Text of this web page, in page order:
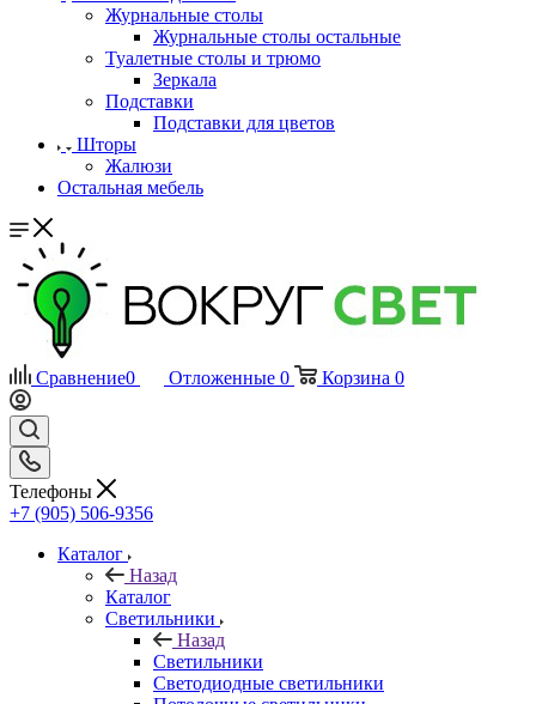
Журнальные столы
Журнальные столы остальные
Туалетные столы и трюмо
Зеркала
Подставки
Подставки для цветов
Шторы
Жалюзи
Остальная мебель
Сравнение0 Отложенные 0 Корзина 0
Телефоны
+7 (905) 506-9356
Каталог
Назад
Каталог
Светильники
Назад
Светильники
Светодиодные светильники